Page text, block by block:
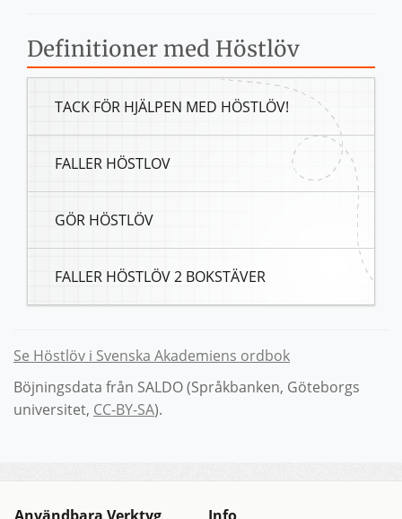
Definitioner med Höstlöv
TACK FÖR HJÄLPEN MED HÖSTLÖV!
FALLER HÖSTLOV
GÖR HÖSTLÖV
FALLER HÖSTLÖV 2 BOKSTÄVER
Se Höstlöv i Svenska Akademiens ordbok
Böjningsdata från SALDO (Språkbanken, Göteborgs
universitet, CC-BY-SA).